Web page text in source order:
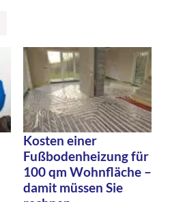
Kosten einer
Fußbodenheizung für
100 qm Wohnfläche –
damit müssen Sie